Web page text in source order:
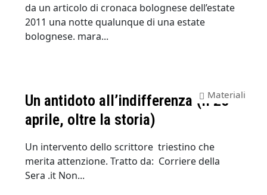
da un articolo di cronaca bolognese dell’estate
2011 una notte qualunque di una estate
bolognese. mara...
Un antidoto all’indifferenza (il 25
aprile, oltre la storia)
Materiali
Un intervento dello scrittore triestino che
merita attenzione. Tratto da: Corriere della
Sera .it Non...